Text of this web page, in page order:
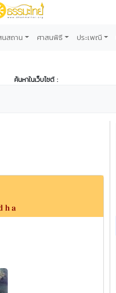
นสถาน ศาสนพิธี ประเพณี
ค้นหาในเว็บไซต์ :